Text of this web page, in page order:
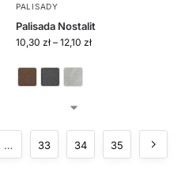
PALISADY
Palisada Nostalit
10,30 zł – 12,10 zł
… 33 34 35